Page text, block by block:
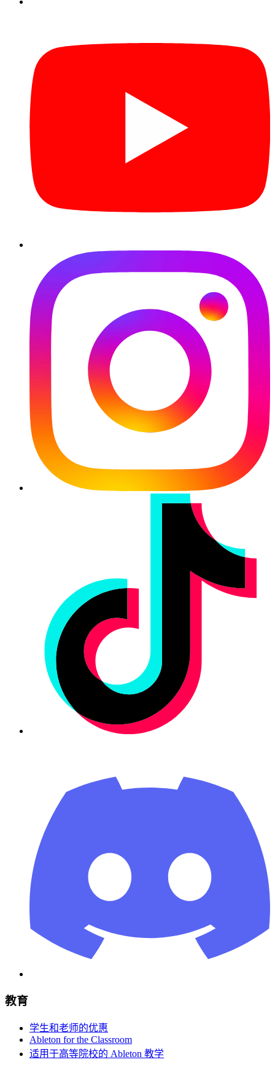
教育
学生和老师的优惠
Ableton for the Classroom
适用于高等院校的 Ableton 教学